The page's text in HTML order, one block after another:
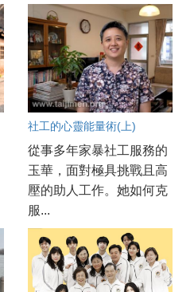
社工的心靈能量術(上)
從事多年家暴社工服務的
玉華，面對極具挑戰且高
壓的助人工作。她如何克
服...